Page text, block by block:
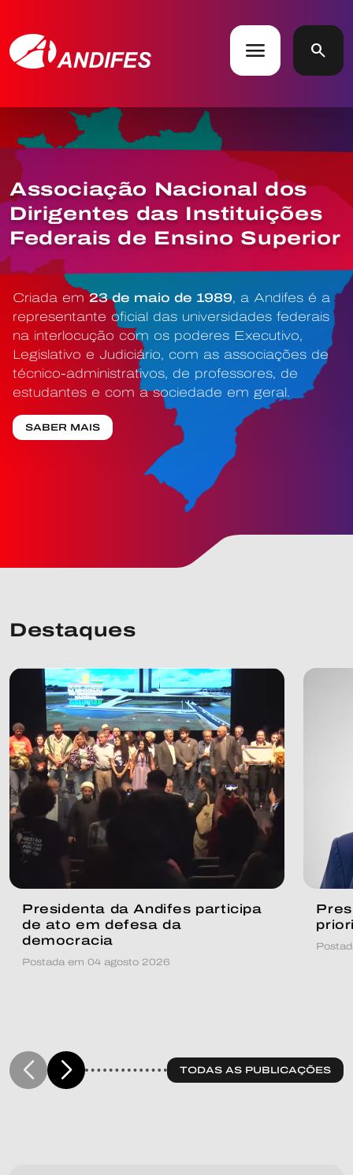
menu search
Associação Nacional dos
Dirigentes das Instituições
Federais de Ensino Superior
Criada em 23 de maio de 1989, a Andifes é a
representante oficial das universidades federais
na interlocução com os poderes Executivo,
Legislativo e Judiciário, com as associações de
técnico-administrativos, de professores, de
estudantes e com a sociedade em geral.
SABER MAIS
Destaques
Presidenta da Andifes participa
de ato em defesa da
democracia
Postada em 04 agosto 2026
TODAS AS PUBLICAÇÕES